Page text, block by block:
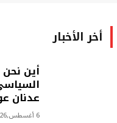
أخر الأخبار
أين نحن
عدنان
6 أغسطس,2026